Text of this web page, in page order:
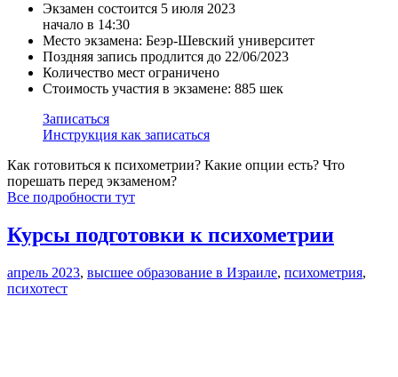
Экзамен состоится 5 июля 2023
начало в 14:30
Место экзамена: Беэр-Шевский университет
Поздняя запись продлится до 22/06/2023
Количество мест ограничено
Стоимость участия в экзамене: 885 шек
Записаться
Инструкция как записаться
Как готовиться к психометрии? Какие опции есть? Что
порешать перед экзаменом?
Все подробности тут
Курсы подготовки к психометрии
апрель 2023, высшее образование в Израиле, психометрия,
психотест